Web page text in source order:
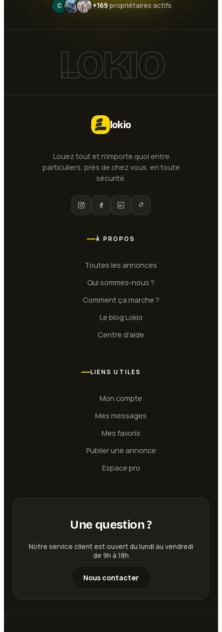
+169 propriétaires actifs
LOKIO
lokio
Louez tout et n'importe quoi entre
particuliers, près de chez vous, en toute
sécurité.
À PROPOS
Toutes les annonces
Qui sommes-nous ?
Comment ça marche ?
Le blog Lokio
Centre d'aide
LIENS UTILES
Mon compte
Mes messages
Mes favoris
Publier une annonce
Espace pro
Une question ?
Notre service client est ouvert du lundi au vendredi
de 9h à 18h
Nous contacter